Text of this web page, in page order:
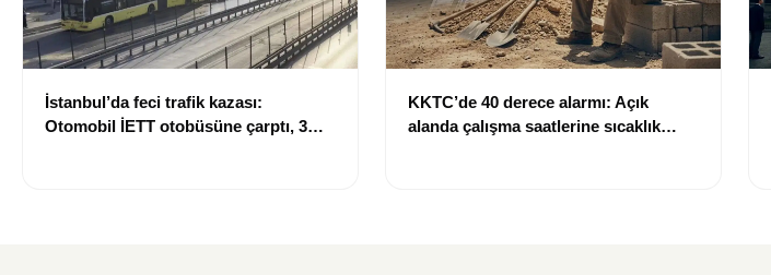
İstanbul’da feci trafik kazası:
Otomobil İETT otobüsüne çarptı, 3
KKTC’de 40 derece alarmı: Açık
alanda çalışma saatlerine sıcaklık